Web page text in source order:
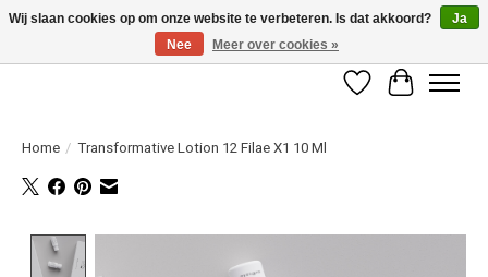
LET OP! ALLEEN BESCHIKBAAR VOOR GEVERIFIEERDE PROFESSIONALS
Verlanglijst
Home / Transformative Lotion 12 Filae X1 10 Ml
Wij slaan cookies op om onze website te verbeteren. Is dat akkoord?
Ja
Nee
Meer over cookies »